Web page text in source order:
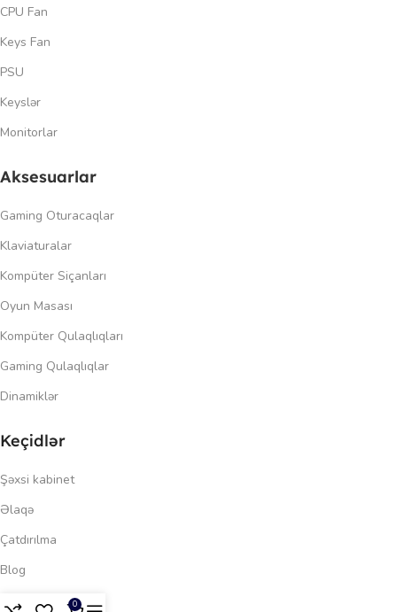
CPU Fan
Keys Fan
PSU
Keyslər
Monitorlar
Aksesuarlar
Gaming Oturacaqlar
Klaviaturalar
Kompüter Siçanları
Oyun Masası
Kompüter Qulaqlıqları
Gaming Qulaqlıqlar
Dinamiklər
Keçidlər
Şəxsi kabinet
Əlaqə
Çatdırılma
Blog
Məxfilik siyasəti
0
230.00 ₼